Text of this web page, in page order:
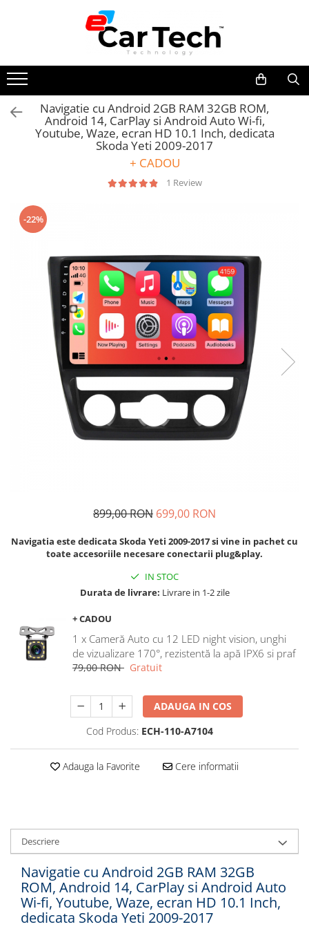
Summer sale
Navigatie dedicata
Navigatii Volkswagen
Navigatii Ford
Navigatii Opel
Navigatii Toyota
Navigatii Dacia
Navigatii Peugeot
Navigatii Audi
Navigatii BMW
Navigatii Mercedes
Navigatii Fiat
Navigatii Nissan
Navigatii Citroen
Navigatii Renault
Navigatii Smart
Navigatii Honda
Navigatii Jeep
Navigatii Porsche
Navigatii Land Rover
Navigatii Iveco
Navigatii Chrysler
Navigatie universala
Navigatii 1 DIN
Navigatie GPS Portabil
Accesorii navigatii
CarPlay&Android Auto
Navigatie cu Android 2GB RAM 32GB ROM,
Android 14, CarPlay si Android Auto Wi-fi,
Youtube, Waze, ecran HD 10.1 Inch, dedicata
Skoda Yeti 2009-2017
+ CADOU
1 Review
-22%
899,00 RON 699,00 RON
Navigatia este dedicata Skoda Yeti 2009-2017 si vine in pachet cu
toate accesoriile necesare conectarii plug&play.
IN STOC
Durata de livrare: Livrare in 1-2 zile
+ CADOU
1 x Cameră Auto cu 12 LED night vision, unghi
de vizualizare 170°, rezistentă la apă IPX6 si praf
79,00 RON Gratuit
ADAUGA IN COS
Cod Produs: ECH-110-A7104
Adauga la Favorite Cere informatii
Descriere
Navigatie cu Android 2GB RAM 32GB
ROM, Android 14, CarPlay si Android Auto
Wi-fi, Youtube, Waze, ecran HD 10.1 Inch,
dedicata Skoda Yeti 2009-2017